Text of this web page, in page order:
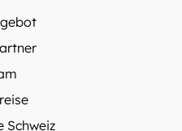
Schweiz